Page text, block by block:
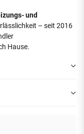
und
– seit 2016
Hause.